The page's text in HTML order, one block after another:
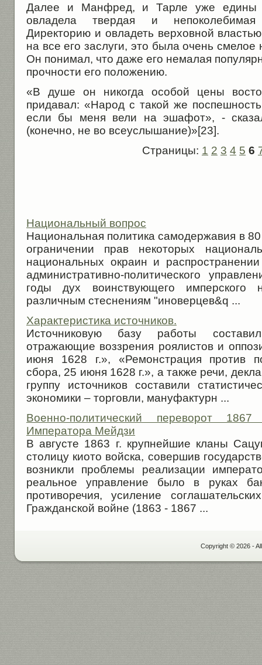
Далее и Манфред, и Тарле уже едины
овладела твердая и непоколебимая
Директорию и овладеть верховной
на все его заслуги, это была очень
Он понимал, что даже его немалая
прочности его положению.
«В душе он никогда особой цены
придавал: «Народ с такой же
если бы меня вели на эшафот», -
(конечно, не во всеуслышание)»[23].
Страницы: 1 2 3 4 5 6
Национальный вопрос
Национальная политика самодержавия в
ограничении прав некоторых
национальных окраин и
административно-политического
годы дух воинствующего имперского
различным стеснениям "иноверцев&q ...
Характеристика источников.
Источниковую базу работы
отражающие воззрения роялистов и
июня 1628 г.», «Ремонстрация против
сбора, 25 июня 1628 г.», а также речи,
группу источников составили
экономики – торговли, мануфактурн ...
Военно-политический переворот
Императора Мейдзи
В августе 1863 г. крупнейшие кланы
столицу киото войска, совершив
возникли проблемы реализации
реальное управление было в руках
противоречия, усиление
Гражданской войне (1863 - 1867 ...
Copyright © 2026 -